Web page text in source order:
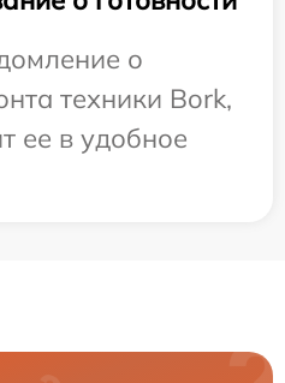
о
техники Bork,
ее в удобное